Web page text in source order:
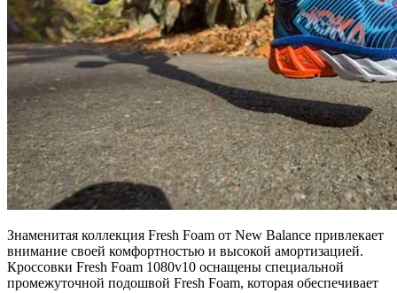
Знаменитая коллекция Fresh Foam от New Balance привлекает
внимание своей комфортностью и высокой амортизацией.
Кроссовки Fresh Foam 1080v10 оснащены специальной
промежуточной подошвой Fresh Foam, которая обеспечивает